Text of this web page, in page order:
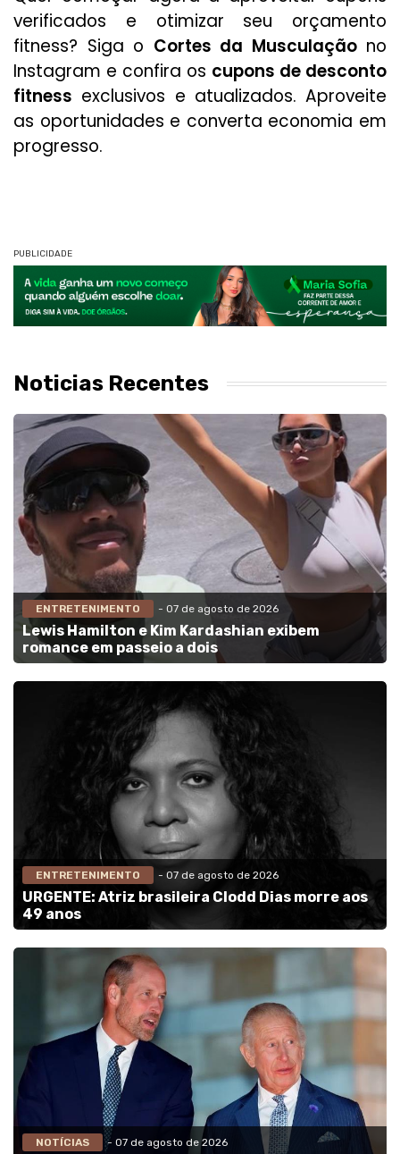
verificados e otimizar seu orçamento
fitness? Siga o Cortes da Musculaçãono
Instagram e confira os cupons de desconto
fitness exclusivos e atualizados. Aproveite
as oportunidades e converta economia em
progresso.
PUBLICIDADE
Noticias Recentes
ENTRETENIMENTO - 07 de agosto de 2026
Lewis Hamilton e Kim Kardashian exibem
romance em passeio a dois
ENTRETENIMENTO - 07 de agosto de 2026
URGENTE: Atriz brasileira Clodd Dias morre aos
49 anos
NOTÍCIAS - 07 de agosto de 2026